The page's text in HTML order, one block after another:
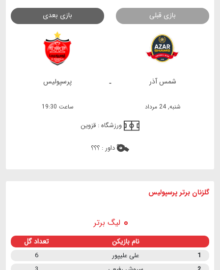
بازی قبلی بازی بعدی
- شمس آذر پرسپولیس
شنبه, 24 مرداد ساعت 19:30
ورزشگاه : قزوین
داور : ؟؟؟
گلزنان برتر پرسپولیس
لیگ برتر
نام بازیکن تعداد گل
1 علی علیپور
6